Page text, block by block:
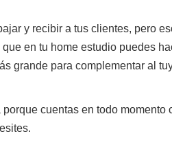
y recibir a tus clientes, pero
en tu home estudio puedes
grande para complementar al
cuentas en todo momento